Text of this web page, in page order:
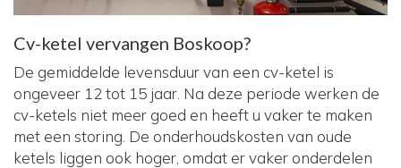
Cv-ketel vervangen Boskoop?
De gemiddelde levensduur van een cv-ketel is
ongeveer 12 tot 15 jaar. Na deze periode werken de
cv-ketels niet meer goed en heeft u vaker te maken
met een storing. De onderhoudskosten van oude
ketels liggen ook hoger, omdat er vaker onderdelen